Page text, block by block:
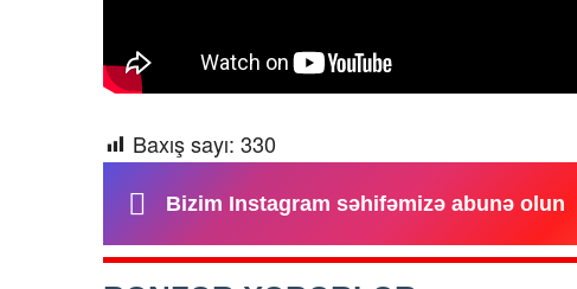
Baxış sayı: 330
Bizim Instagram səhifəmizə abunə olun